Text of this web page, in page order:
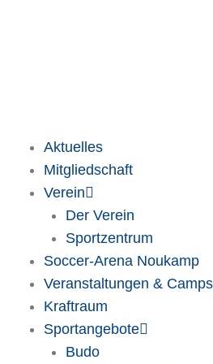
Aktuelles
Mitgliedschaft
Verein
Der Verein
Sportzentrum
Soccer-Arena Noukamp
Veranstaltungen & Camps
Kraftraum
Sportangebote
Budo